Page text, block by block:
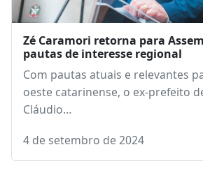
Zé Caramori retorna para
pautas de interesse regional
Com pautas atuais e relevantes
oeste catarinense, o ex-prefeito
Cláudio…
4 de setembro de 2024